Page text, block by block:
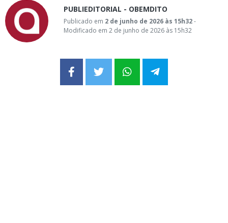
PUBLIEDITORIAL - OBEMDITO
Publicado em 2 de junho de 2026 às 15h32-
Modificado em 2 de junho de 2026 às 15h32